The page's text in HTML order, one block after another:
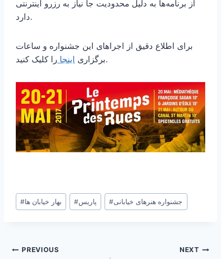
از برنامه‌ها به دلیل محدودیت جا نیاز به رزرو اینترنتی
دارد.
برای اطلاع دقیق از اجراهای این جشنواره و ساعات
برگزاری اینجا را کلیک کنید.
Post
Tags:
#بهار خیابان ها #پاریس #جشنواره هنرهای خیابانی
Post
PREVIOUS NEXT